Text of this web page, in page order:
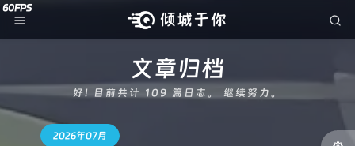
文章归档
好! 目前共计 109 篇日志。 继续努力。
2026年07月